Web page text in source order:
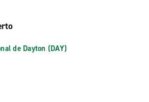
de Dayton (DAY)